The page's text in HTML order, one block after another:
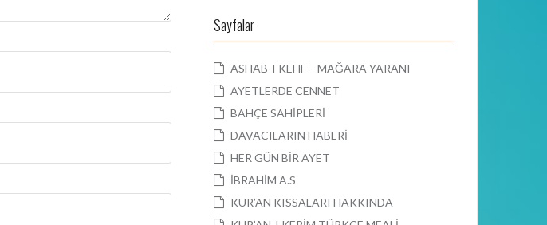
Sayfalar
ASHAB-I KEHF – MAĞARA YARANI
AYETLERDE CENNET
BAHÇE SAHİPLERİ
DAVACILARIN HABERİ
HER GÜN BİR AYET
İBRAHİM A.S
KUR’AN KISSALARI HAKKINDA